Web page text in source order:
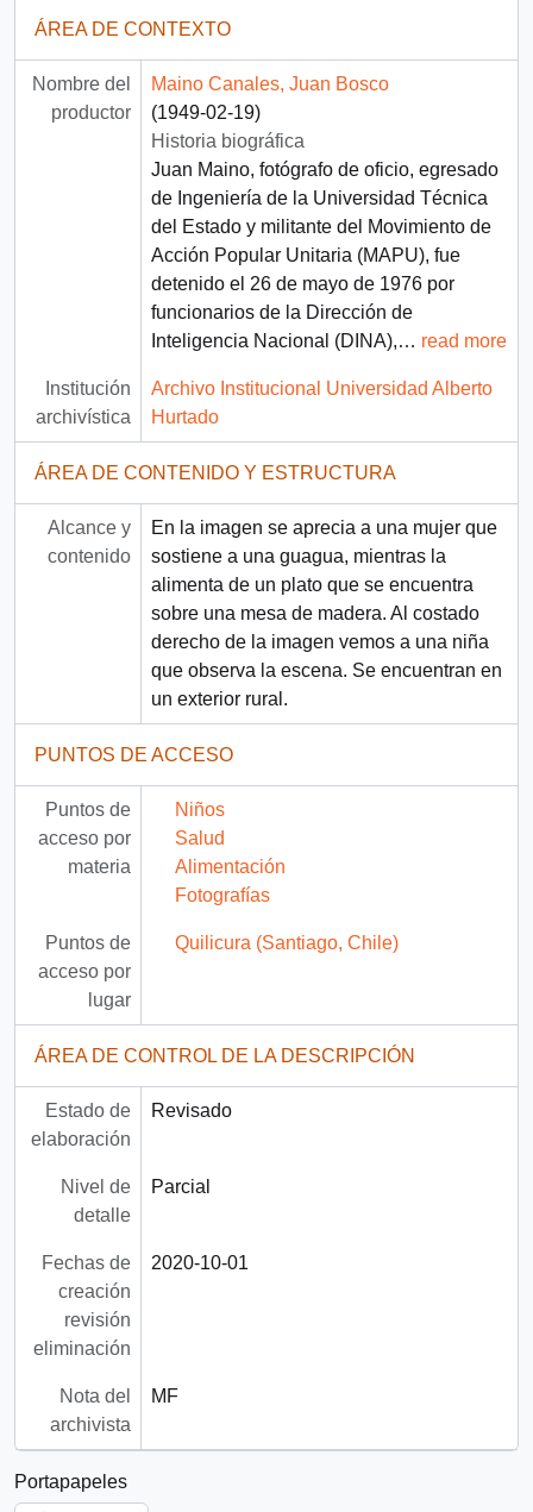
ÁREA DE CONTEXTO
Nombre del
productor
Maino Canales, Juan Bosco
(1949-02-19)
Historia biográfica
Juan Maino, fotógrafo de oficio, egresado
de Ingeniería de la Universidad Técnica
del Estado y militante del Movimiento de
Acción Popular Unitaria (MAPU), fue
detenido el 26 de mayo de 1976 por
funcionarios de la Dirección de
Inteligencia Nacional (DINA),… read more
Institución
archivística
Archivo Institucional Universidad Alberto
Hurtado
ÁREA DE CONTENIDO Y ESTRUCTURA
Alcance y
contenido
En la imagen se aprecia a una mujer que
sostiene a una guagua, mientras la
alimenta de un plato que se encuentra
sobre una mesa de madera. Al costado
derecho de la imagen vemos a una niña
que observa la escena. Se encuentran en
un exterior rural.
PUNTOS DE ACCESO
Puntos de
acceso por
materia
Niños
Salud
Alimentación
Fotografías
Puntos de
acceso por
lugar
Quilicura (Santiago, Chile)
ÁREA DE CONTROL DE LA DESCRIPCIÓN
Estado de
elaboración
Revisado
Nivel de
detalle
Parcial
Fechas de
creación
revisión
eliminación
2020-10-01
Nota del
archivista
MF
Portapapeles